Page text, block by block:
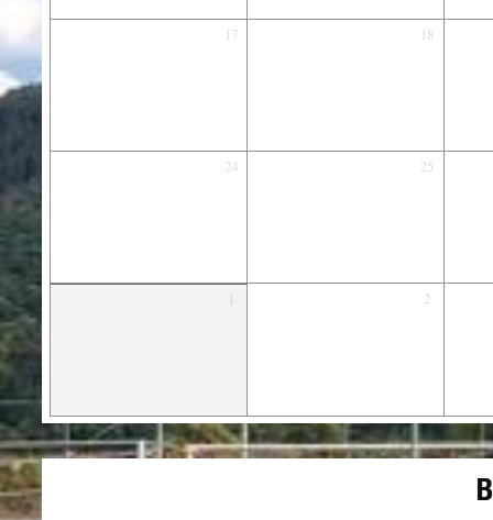
17 18
24 25
1 2